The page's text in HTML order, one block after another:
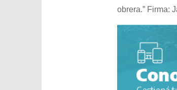
obrera.” Firma: